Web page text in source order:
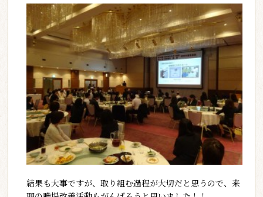
結果も大事ですが、取り組む過程が大切だと思うので、来